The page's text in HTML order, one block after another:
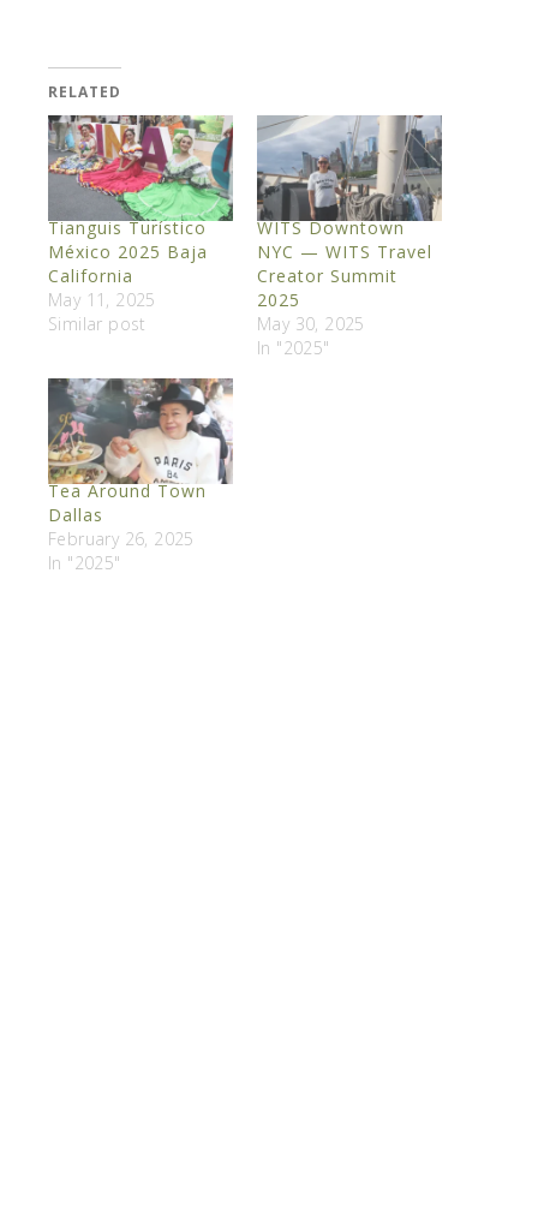
RELATED
Tianguis Turístico
México 2025 Baja
California
May 11, 2025
Similar post
WITS Downtown
NYC — WITS Travel
Creator Summit
2025
May 30, 2025
In "2025"
Tea Around Town
Dallas
February 26, 2025
In "2025"